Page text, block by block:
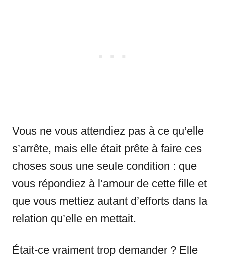
Vous ne vous attendiez pas à ce qu’elle
s’arrête, mais elle était prête à faire ces
choses sous une seule condition : que
vous répondiez à l’amour de cette fille et
que vous mettiez autant d’efforts dans la
relation qu’elle en mettait.
Était-ce vraiment trop demander ? Elle